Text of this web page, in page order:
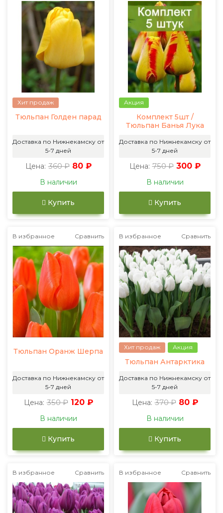
Хит продаж
Тюльпан Голден парад
Доставка по Нижнекамску от
5-7 дней
Цена: 360 ₽ 80 ₽
В наличии
Купить
Акция
Комплект 5шт /
Тюльпан Банья Лука
Доставка по Нижнекамску от
5-7 дней
Цена: 750 ₽ 300 ₽
В наличии
Купить
В избранное Сравнить
Тюльпан Оранж Шерпа
Доставка по Нижнекамску от
5-7 дней
Цена: 350 ₽ 120 ₽
В наличии
Купить
В избранное Сравнить
Хит продаж Акция
Тюльпан Антарктика
Доставка по Нижнекамску от
5-7 дней
Цена: 370 ₽ 80 ₽
В наличии
Купить
В избранное Сравнить В избранное Сравнить